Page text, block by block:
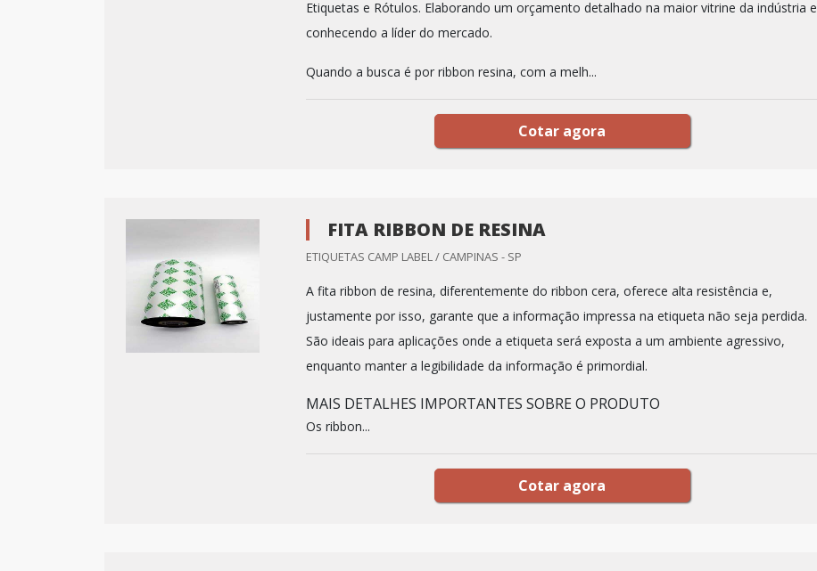
Etiquetas e Rótulos. Elaborando um orçamento detalhado na maior vitrine da indústria e
conhecendo a líder do mercado.
Quando a busca é por ribbon resina, com a melh...
Cotar agora
FITA RIBBON DE RESINA
ETIQUETAS CAMP LABEL / CAMPINAS - SP
A fita ribbon de resina, diferentemente do ribbon cera, oferece alta resistência e,
justamente por isso, garante que a informação impressa na etiqueta não seja perdida.
São ideais para aplicações onde a etiqueta será exposta a um ambiente agressivo,
enquanto manter a legibilidade da informação é primordial.
MAIS DETALHES IMPORTANTES SOBRE O PRODUTO
Os ribbon...
Cotar agora